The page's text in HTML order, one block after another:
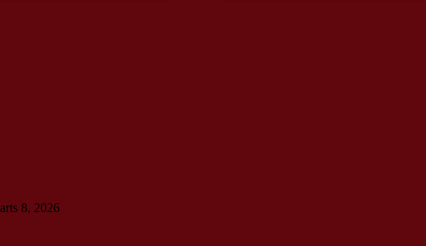
8, 2026